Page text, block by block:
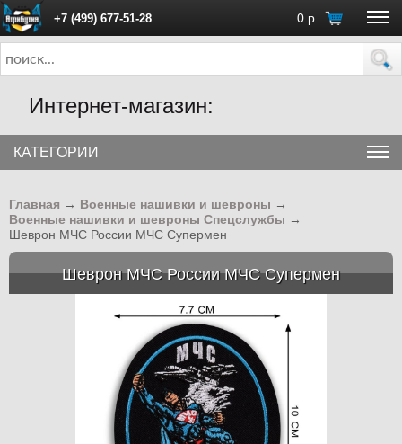
+7 (499) 677-51-28 0 р.
ПН - ПТ с 10:00 до 18:00 (Москва)
Интернет-магазин:
КАТЕГОРИИ
Главная → Военные нашивки и шевроны →
Военные нашивки и шевроны Спецслужбы →
Шеврон МЧС России МЧС Супермен
Шеврон МЧС России МЧС Супермен